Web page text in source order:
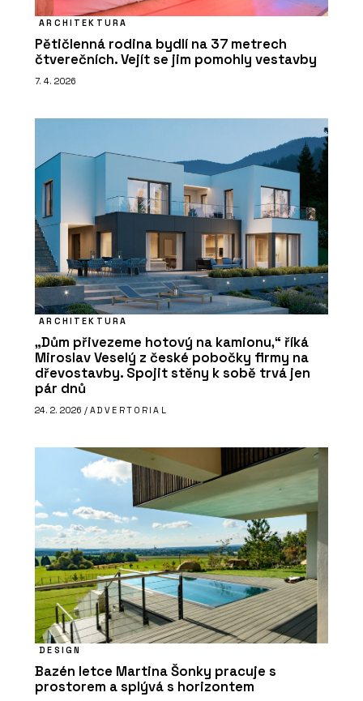
ARCHITEKTURA
Pětičlenná rodina bydlí na 37 metrech
čtverečních. Vejít se jim pomohly vestavby
7. 4. 2026
ARCHITEKTURA
„Dům přivezeme hotový na kamionu,“ říká
Miroslav Veselý z české pobočky firmy na
dřevostavby. Spojit stěny k sobě trvá jen
pár dnů
24. 2. 2026 / ADVERTORIAL
DESIGN
Bazén letce Martina Šonky pracuje s
prostorem a splývá s horizontem